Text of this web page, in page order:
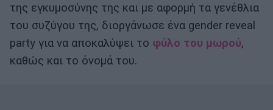
της εγκυμοσύνης της και με αφορμή τα γενέθλια
του συζύγου της, διοργάνωσε ένα gender reveal
party για να αποκαλύψει το φύλο του μωρού,
καθώς και το όνομά του.